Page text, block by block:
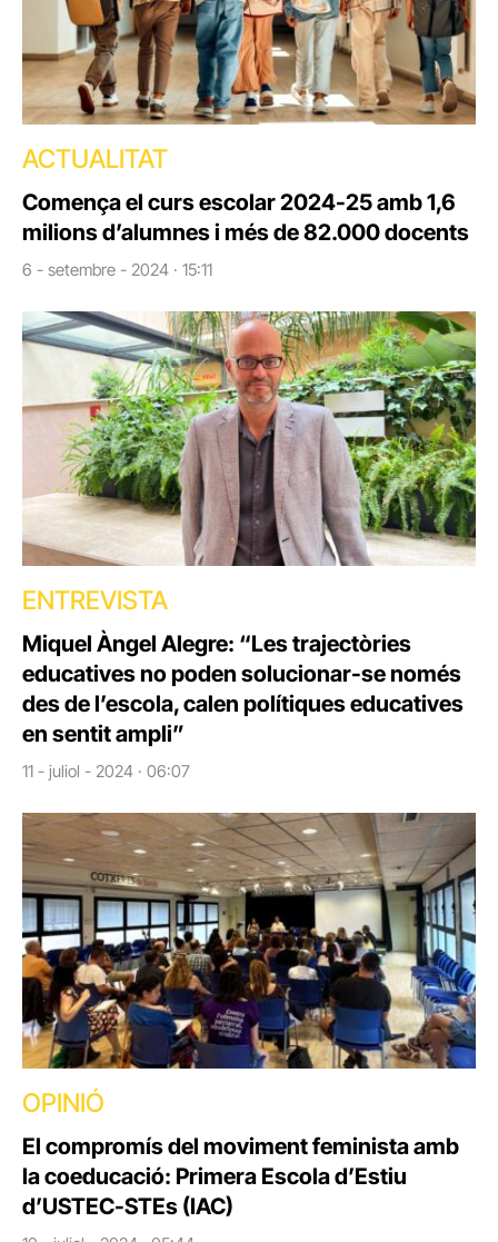
ACTUALITAT
Comença el curs escolar 2024-25 amb 1,6
milions d’alumnes i més de 82.000 docents
6 - setembre - 2024 · 15:11
ENTREVISTA
Miquel Àngel Alegre: “Les trajectòries
educatives no poden solucionar-se només
des de l’escola, calen polítiques educatives
en sentit ampli”
11 - juliol - 2024 · 06:07
OPINIÓ
El compromís del moviment feminista amb
la coeducació: Primera Escola d’Estiu
d’USTEC-STEs (IAC)